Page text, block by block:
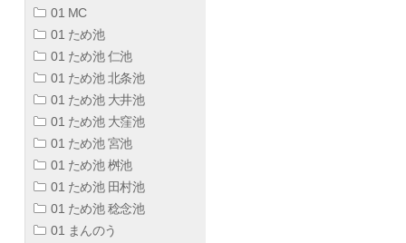
01 MC
01 ため池
01 ため池 仁池
01 ため池 北条池
01 ため池 大井池
01 ため池 大窪池
01 ため池 宮池
01 ため池 桝池
01 ため池 田村池
01 ため池 稔念池
01 まんのう